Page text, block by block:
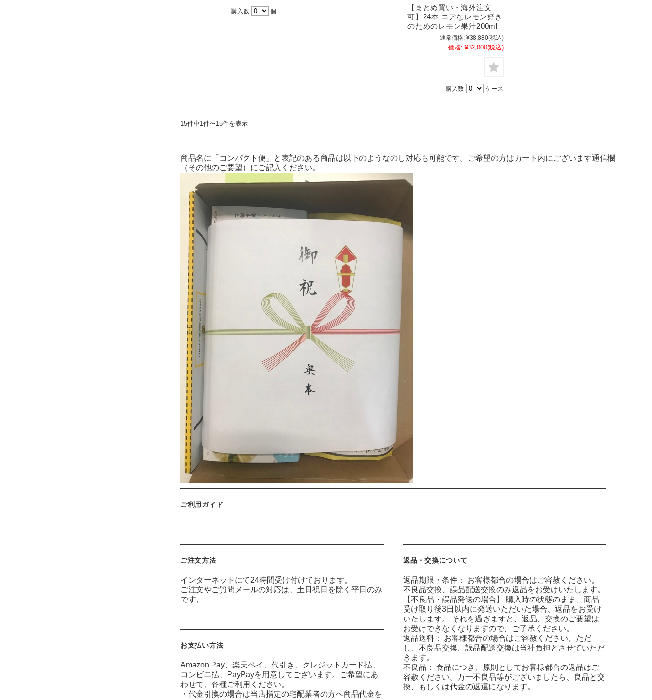
購入数 個
【まとめ買い・海外注文
可】24本:コアなレモン好き
のためのレモン果汁200ml
通常価格: ¥38,880(税込)
価格: ¥32,000(税込)
購入数 ケース
15件中1件〜15件を表示
商品名に「コンパクト便」と表記のある商品は以下のようなのし対応も可能です。ご希望の方はカート内にございます通信欄
（その他のご要望）にご記入ください。
ご利用ガイド
ご注文方法
インターネットにて24時間受け付けております。
ご注文やご質問メールの対応は、土日祝日を除く平日のみ
です。
お支払い方法
Amazon Pay、楽天ペイ、代引き、クレジットカード払、
コンビニ払、PayPayを用意してございます。ご希望にあ
わせて、各種ご利用ください。
・代金引換の場合は当店指定の宅配業者の方へ商品代金を
返品・交換について
返品期限・条件： お客様都合の場合はご容赦ください。
不良品交換、誤品配送交換のみ返品をお受けいたします。
【不良品・誤品発送の場合】 購入時の状態のまま、商品
受け取り後3日以内に発送いただいた場合、返品をお受け
いたします。 それを過ぎますと、返品、交換のご要望は
お受けできなくなりますので、ご了承ください。
返品送料： お客様都合の場合はご容赦ください。ただ
し、不良品交換、誤品配送交換は当社負担とさせていただ
きます。
不良品： 食品につき、原則としてお客様都合の返品はご
容赦ください。万一不良品等がございましたら、良品と交
換、もしくは代金の返還になります。